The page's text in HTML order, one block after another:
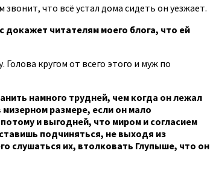
что всё устал дома сидеть он уезжает.
читателям моего блога, что ей
кругом от всего этого и муж по
намного трудней, чем когда он лежал
размере, если он мало
и выгодней, что миром и согласием
подчиняться, не выходя из
слушаться их, втолковать Глупыше, что он